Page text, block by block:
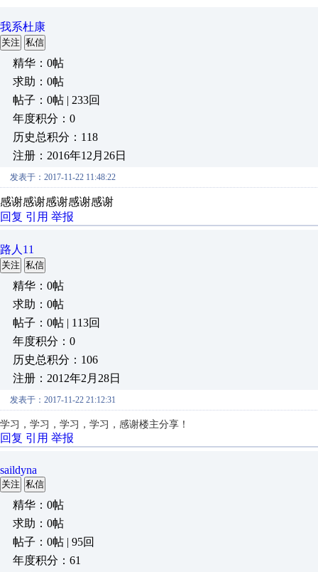
我系杜康
关注 私信
精华：0帖
求助：0帖
帖子：0帖 | 233回
年度积分：0
历史总积分：118
注册：2016年12月26日
发表于：2017-11-22 11:48:22
感谢感谢感谢感谢感谢
回复 引用 举报
路人11
关注 私信
精华：0帖
求助：0帖
帖子：0帖 | 113回
年度积分：0
历史总积分：106
注册：2012年2月28日
发表于：2017-11-22 21:12:31
学习，学习，学习，学习，感谢楼主分享！
回复 引用 举报
saildyna
关注 私信
精华：0帖
求助：0帖
帖子：0帖 | 95回
年度积分：61